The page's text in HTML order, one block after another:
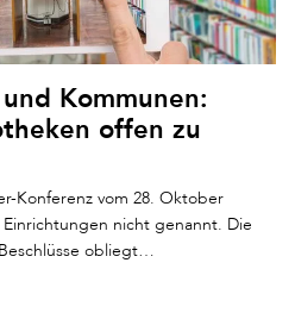
Kommunen:
offen zu
Konferenz vom 28. Oktober
nicht genannt. Die
obliegt…